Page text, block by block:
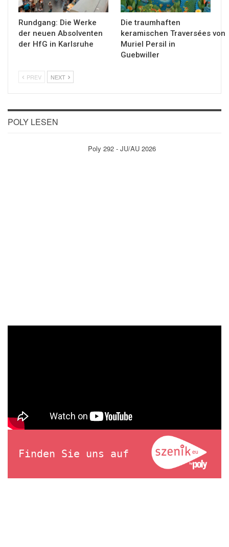
Rundgang: Die Werke
der neuen Absolventen
der HfG in Karlsruhe
Die traumhaften
keramischen Traversées von
Muriel Persil in
Guebwiller
PREV NEXT
POLY LESEN
Poly 292 - JU/AU 2026
Finden Sie uns auf